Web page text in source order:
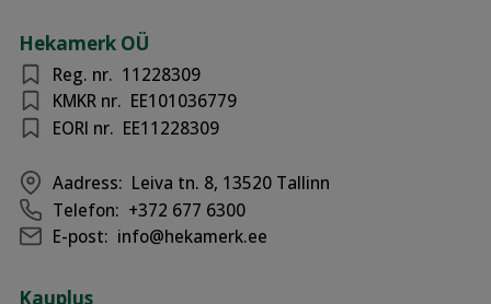
Hekamerk OÜ
Reg. nr. 11228309
KMKR nr. EE101036779
EORI nr. EE11228309
Aadress: Leiva tn. 8, 13520 Tallinn
Telefon: +372 677 6300
E-post: info@hekamerk.ee
Kauplus